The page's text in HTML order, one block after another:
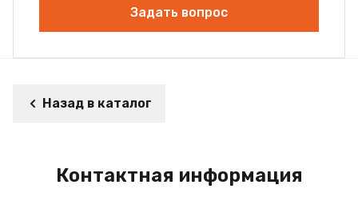
Задать вопрос
Назад в каталог
Контактная информация